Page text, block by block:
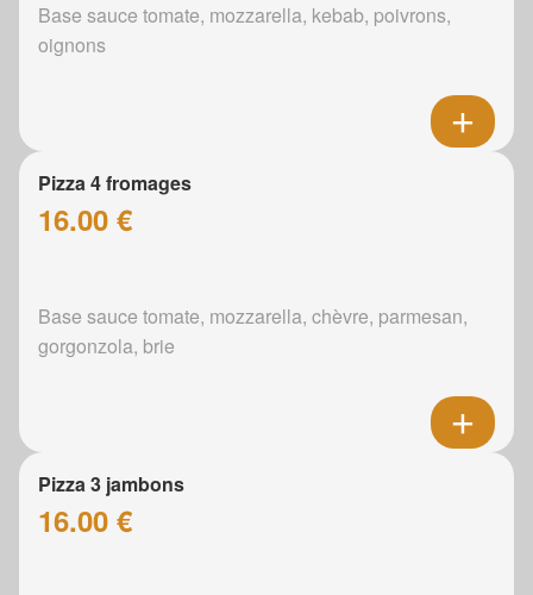
Base sauce tomate, mozzarella, kebab, poivrons,
oignons
Pizza 4 fromages
16.00 €
Base sauce tomate, mozzarella, chèvre, parmesan,
gorgonzola, brie
Pizza 3 jambons
16.00 €